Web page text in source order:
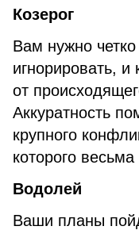
Козерог
Вам нужно четко
игнорировать, и
от
Аккуратность
крупного
которого весьма
Водолей
Ваши планы